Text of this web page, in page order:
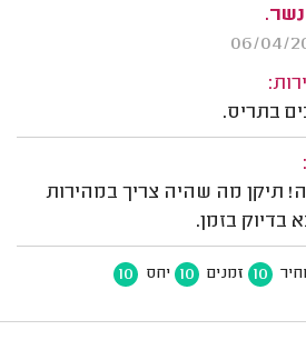
נשר.
בתריס.
תיקן מה שהיה צריך במהירות
בדיוק בזמן.
10 זמנים 10 יחס 10